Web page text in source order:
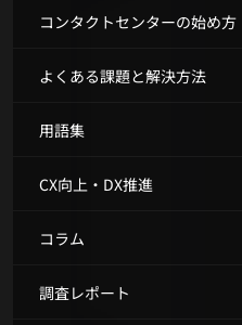
コンタクトセンターの始め方
よくある課題と解決方法
用語集
CX向上・DX推進
コラム
調査レポート